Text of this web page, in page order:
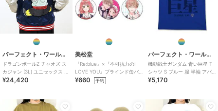
パーフェクト・ワールド・トーキョー
ドラゴンボールZ チャオズ ス
カジャン (3L) ユニセックス ブ
ルゾン アパレル
¥24,420
美松堂
『Re:blue』×『不可抗力のI
LOVE YOU』ブラインド缶バ
ッジ（全6種）
¥660 予約
パーフェクト・ワールド・トーキョー
機動戦士ガンダム 青い巨星 T
シャツ S ブルー 服 半袖 アパ
レル サマー インテリア
¥5,170